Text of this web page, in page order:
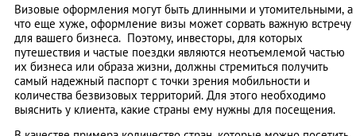
Визовые оформления могут быть длинными и утомительными, а
что еще хуже, оформление визы может сорвать важную встречу
для вашего бизнеса. Поэтому, инвесторы, для которых
путешествия и частые поездки являются неотъемлемой частью
их бизнеса или образа жизни, должны стремиться получить
самый надежный паспорт с точки зрения мобильности и
количества безвизовых территорий. Для этого необходимо
выяснить у клиента, какие страны ему нужны для посещения.